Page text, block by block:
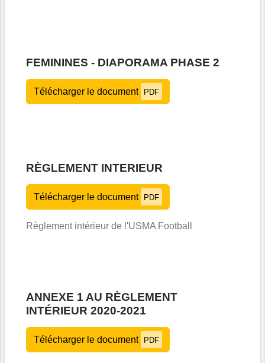
FEMININES - DIAPORAMA PHASE 2
Télécharger le document PDF
RÈGLEMENT INTERIEUR
Télécharger le document PDF
Règlement intérieur de l'USMA Football
ANNEXE 1 AU RÈGLEMENT
INTÉRIEUR 2020-2021
Télécharger le document PDF